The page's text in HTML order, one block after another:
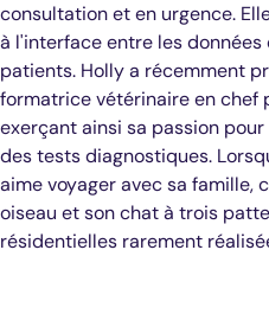
consultation et en urgence.
à l'interface entre les
patients. Holly a récemment
formatrice vétérinaire en chef
exerçant ainsi sa passion
des tests diagnostiques.
aime voyager avec sa famille,
oiseau et son chat à trois
résidentielles rarement